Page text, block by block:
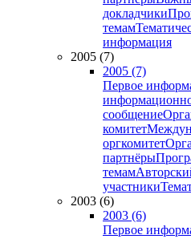
докладчики
темам
информация
2005 (7)
2005 (7)
Первое
сообщение
комитет
оргкомитет
партнёры
темам
участники
2003 (6)
2003 (6)
Первое